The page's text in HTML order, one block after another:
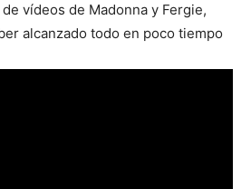
vídeos de Madonna y Fergie,
alcanzado todo en poco tiempo